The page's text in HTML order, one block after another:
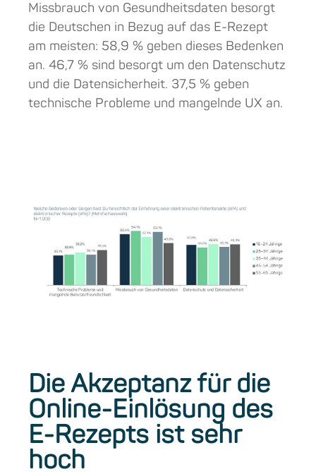
Missbrauch von Gesundheitsdaten besorgt
die Deutschen in Bezug auf das E-Rezept
am meisten: 58,9 % geben dieses Bedenken
an. 46,7 % sind besorgt um den Datenschutz
und die Datensicherheit. 37,5 % geben
technische Probleme und mangelnde UX an.
Die Akzeptanz für die
Online-Einlösung des
E-Rezepts ist sehr
hoch